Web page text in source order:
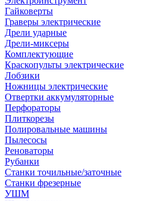
Гайковерты
Граверы электрические
Дрели ударные
Дрели-миксеры
Комплектующие
Краскопульты электрические
Лобзики
Ножницы электрические
Отвертки аккумуляторные
Перфораторы
Плиткорезы
Полировальные машины
Пылесосы
Реноваторы
Рубанки
Станки точильные/заточные
Станки фрезерные
УШМ